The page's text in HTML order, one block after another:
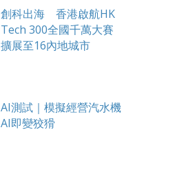
創科出海 香港啟航HK
Tech 300全國千萬大賽
擴展至16內地城市
AI測試｜模擬經營汽水機
AI即變狡猾